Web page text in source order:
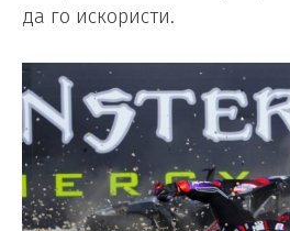
да го искористи.